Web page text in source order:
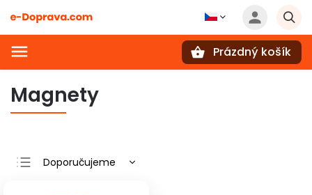
Prázdný košík
Magnety
Doporučujeme